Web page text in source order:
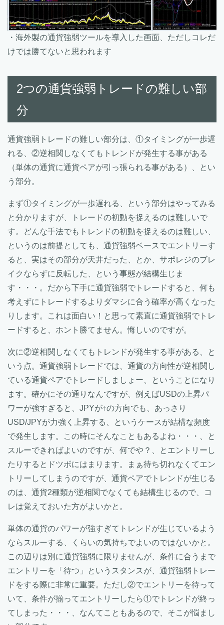
・海外製の通貨強弱ツールを導入した画面、ただしコレだ
けでは勝てないと思われます
2つの通貨強弱トレードの難しい部
分
通貨強弱トレードの難しい部分は、①タイミングが一歩遅
れる、②逆相関しなくてもトレンドが発生する事がある
（単体の通貨に通貨ペアが引っ張られる事がある）、とい
う部分。
まず①タイミングが一歩遅れる、という部分はやってみる
と分かりますが、トレードの初動を捉えるのは難しいで
す。どんな手法でもトレンドの初動を捉えるのは難しい、
というのは前提としても、通貨強弱ベースでエントリーす
ると、実はその部分が天井だった、とか、サポレジのブレ
イクならずに反転した、という事態が結構生じま
す・・・。だから下手に通貨強弱でトレードすると、何も
考えずにトレードするよりダマシに合う確率が高くなった
りします。これは面白い！と思って素直に通貨強弱でトレ
ードすると、ホント勝てません。悔しいのですが。
次に②逆相関しなくてもトレンドが発生する事がある、と
いう点。通貨強弱トレードでは、通貨の方向性が逆相関し
ている通貨ペアでトレードしましょー、ということになり
ます。確かにその通りなんですが、例えばUSDの上昇パ
ワーが強すぎると、JPYが↑の方向でも、あっさり
USD/JPYが力強く上昇する、というケースが結構な頻度
で発生します。この時にそんなこともあるよね・・・、と
スルーできればよいのですが、何でや？、とエントリーし
たりするとドツボにはまります。まぁ待ち切れなくてエン
トリーしてしまうのですが、通貨ペアでトレンドが生じる
のは、通貨2種類が逆相関でなくても結構生じるので、コ
レは覚えておいた方がよいかと。
単体の通貨のパワーが強すぎてトレンドが生じているよう
ならスルーする、くらいの気持ちでよいのではないかと。
この辺りは別に通貨強弱に限りませんが、条件に合うまで
エントリーを「待つ」というスタンスが、通貨強弱トレー
ドをする際に非常に重要。ただし②でエントリーを待って
いて、条件が揃ってエントリーしたら①でトレンドが終っ
てしまった・・・、なんてこともあるので、そこが悩まし